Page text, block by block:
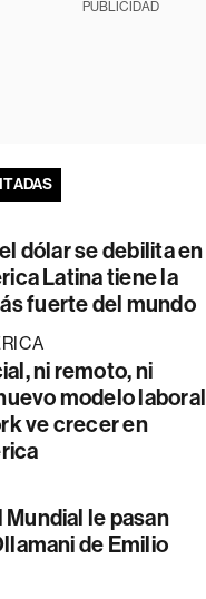
PUBLICIDAD
dólar se debilita en
Latina tiene la
fuerte del mundo
ni remoto, ni
modelo laboral
ve crecer en
le pasan
de Emilio